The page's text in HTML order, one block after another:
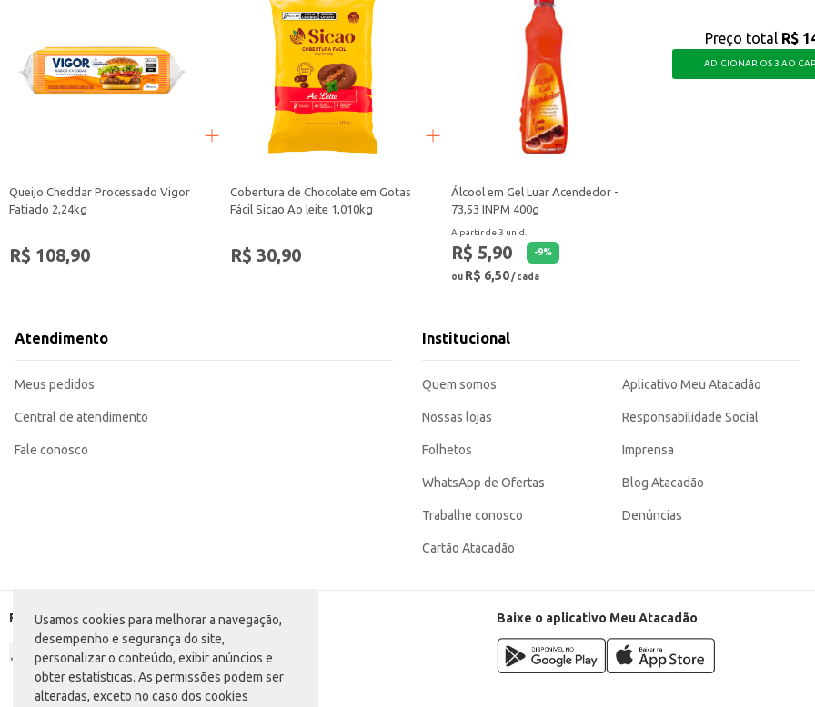
Usamos cookies para melhorar a navegação,
desempenho e segurança do site,
personalizar o conteúdo, exibir anúncios e
obter estatísticas. As permissões podem ser
alteradas, exceto no caso dos cookies
Queijo Cheddar Processado Vigor
Fatiado 2,24kg
R$ 108,90
Cobertura de Chocolate em Gotas
Fácil Sicao Ao leite 1,010kg
R$ 30,90
Álcool em Gel Luar Acendedor -
73,53 INPM 400g
A partir de 3 unid.
R$ 5,90 -9%
ou R$ 6,50/ cada
Preço total R$
ADICIONAR OS 3 AO
Atendimento
Meus pedidos
Central de atendimento
Fale conosco
Institucional
Quem somos
Nossas lojas
Folhetos
WhatsApp de Ofertas
Trabalhe conosco
Cartão Atacadão
Aplicativo Meu Atacadão
Responsabilidade Social
Imprensa
Blog Atacadão
Denúncias
Formas de pagamento Baixe o aplicativo Meu Atacadão